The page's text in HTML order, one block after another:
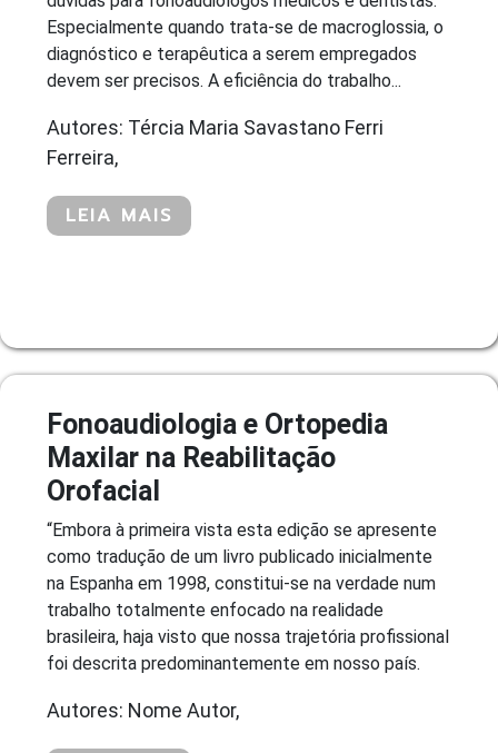
Especialmente quando trata-se de macroglossia, o
diagnóstico e terapêutica a serem empregados
devem ser precisos. A eficiência do trabalho...
Autores: Tércia Maria Savastano Ferri
Ferreira,
LEIA MAIS
Fonoaudiologia e Ortopedia
Maxilar na Reabilitação
Orofacial
“Embora à primeira vista esta edição se apresente
como tradução de um livro publicado inicialmente
na Espanha em 1998, constitui-se na verdade num
trabalho totalmente enfocado na realidade
brasileira, haja visto que nossa trajetória profissional
foi descrita predominantemente em nosso país.
Autores: Nome Autor,